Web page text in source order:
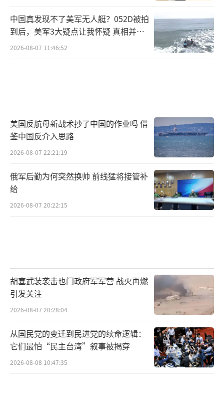
中国真发现不了美军无人艇？052D被拍
到后，美军3大疑点让我怀疑 真相并非
如此
2026-08-07 11:46:52
美国反航母新战术抄了中国的作业吗 借
鉴中国反介入思路
2026-08-07 22:21:19
俄军后勤为何突然换帅 前线猛将接管补
给
2026-08-07 20:22:15
胡塞武装袭击也门政府军军营 战火再燃
引发关注
2026-08-07 20:28:04
从国民党的变迁到民进党的续命逻辑：
它们最怕“民主台湾”叙事被揭穿
2026-08-08 10:47:35